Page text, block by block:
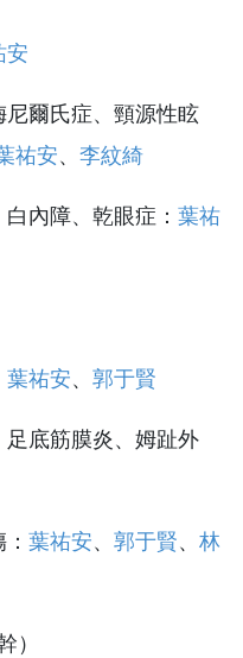
安
尼爾氏症、頸源性眩
祐安、 李紋綺
內障、乾眼症： 葉祐
葉祐安、 郭于賢
足底筋膜炎、姆趾外
葉祐安、 郭于賢、 林
）